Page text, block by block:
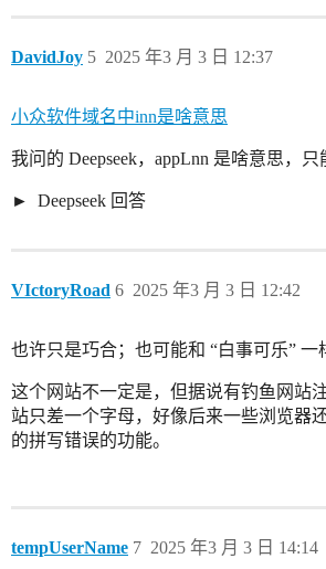
DavidJoy 2025 年3 月 3 日 12:37
5
小众软件域名中inn是啥意思
我问的 Deepseek，appLnn 是啥意思，
Deepseek 回答
VIctoryRoad 2025 年3 月 3 日 12:42
6
也许只是巧合；也可能和 “白事可乐” 一
这个网站不一定是，但据说有钓鱼网站
站只差一个字母，好像后来一些浏览器
的拼写错误的功能。
tempUserName 2025 年3 月 3 日 14:14
7